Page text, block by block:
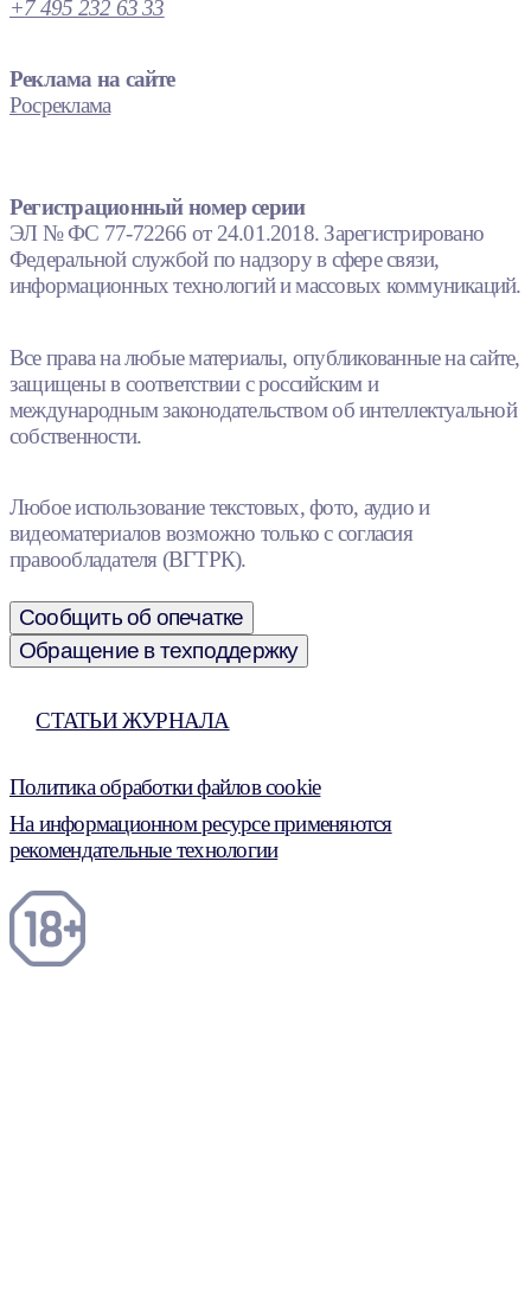
+7 495 232 63 33
Реклама на сайте
Росреклама
Регистрационный номер серии
ЭЛ № ФС 77-72266 от 24.01.2018. Зарегистрировано
Федеральной службой по надзору в сфере связи,
информационных технологий и массовых коммуникаций.
Все права на любые материалы, опубликованные на сайте,
защищены в соответствии с российским и
международным законодательством об интеллектуальной
собственности.
Любое использование текстовых, фото, аудио и
видеоматериалов возможно только с согласия
правообладателя (ВГТРК).
Сообщить об опечатке
Обращение в техподдержку
СТАТЬИ ЖУРНАЛА
Политика обработки файлов cookie
На информационном ресурсе применяются
рекомендательные технологии